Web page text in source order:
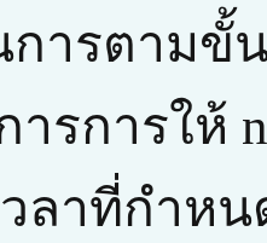
การตามขั้
รการให้
ลาที่กำหน